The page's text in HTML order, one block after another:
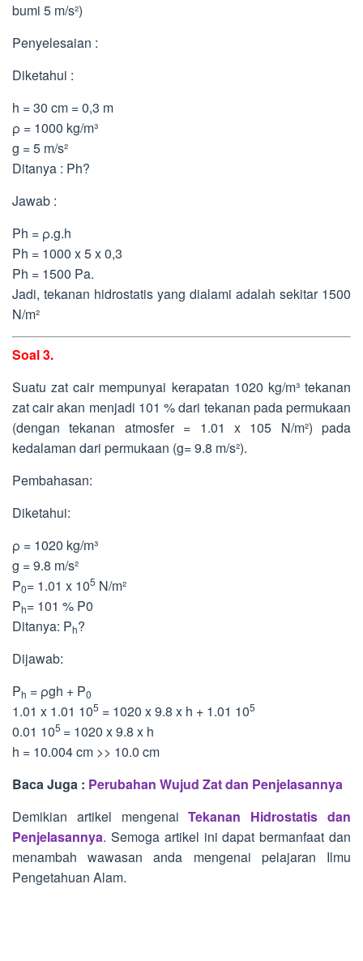
bumi 5 m/s²)
Penyelesaian :
Diketahui :
h = 30 cm = 0,3 m
ρ = 1000 kg/m³
g = 5 m/s²
Ditanya : Ph?
Jawab :
Ph = ρ.g.h
Ph = 1000 x 5 x 0,3
Ph = 1500 Pa.
Jadi, tekanan hidrostatis yang dialami adalah sekitar 1500
N/m²
Soal 3.
Suatu zat cair mempunyai kerapatan 1020 kg/m³ tekanan
zat cair akan menjadi 101 % dari tekanan pada permukaan
(dengan tekanan atmosfer = 1.01 x 105 N/m²) pada
kedalaman dari permukaan (g= 9.8 m/s²).
Pembahasan:
Diketahui:
ρ = 1020 kg/m³
g = 9.8 m/s²
P0= 1.01 x 105 N/m²
Ph= 101 % P0
Ditanya: Ph?
Dijawab:
Ph = ρgh + P0
1.01 x 1.01 105 = 1020 x 9.8 x h + 1.01 105
0.01 105 = 1020 x 9.8 x h
h = 10.004 cm >> 10.0 cm
Baca Juga : Perubahan Wujud Zat dan Penjelasannya
Demikian artikel mengenai Tekanan Hidrostatis dan
Penjelasannya. Semoga artikel ini dapat bermanfaat dan
menambah wawasan anda mengenai pelajaran Ilmu
Pengetahuan Alam.